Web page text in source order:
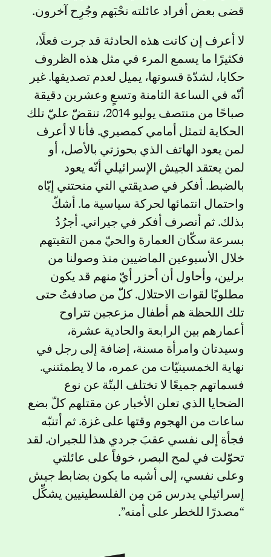
قضى بعض أفراد عائلته نحْبَهم وجُرِح آخرون.
لا أعرف إن كانت هذه الحادثة قد جرت فعلًا،
فكثيرًا ما يسمع المرء في مثل هذه الظروف
حكايا، لشدّة قسوتها، يميل لعدم تصديقها. غير
أنّه في الساعة الثامنة وتسعٍ وعشرين دقيقة
صباحًا من منتصف يوليو 2014، تنقضّ عليّ تلك
الحكاية لتمثل أمامي كمصيري. فأنا لا أعرف
لمن يعود الهاتف الذي بحوزتي بالأصل، أو
لمن يعتقد الجيش الإسرائيلي أنّه يعود
بالضبط. أفكر في صديقتي التي منحتني إيّاه
واحتمال انتمائها لحركة سياسية ما. أشكّ
بذلك. ثم أنصرف أفكر في جيراني. أجرُدُ
بسرعة سكّان العمارة والحيّ ممن التقيتهم
خلال الأسبوعين الماضيين منذ وصولنا من
برلين، وأحاول أن أحزر أيّ منهم قد يكون
مطلوبًا لقوات الاحتلال. كلّ من صادفتُ حتى
تلك اللحظة هم أطفال مزعجين تتراوح
أعمارهم بين الرابعة والحادية عشرة،
وسيدتان وامرأة مسنة، إضافة إلى رجل في
نهاية الخمسينيّات من عمره، ما لا يطمئنني.
فسماتهم جميعًا لا تختلف البتّة عن نوع
الضحايا الذي تعلن الأخبار عن مقتلهم كلّ بضع
ساعات من الهجوم وقتها على غزة. ثم أتنبّه
فجأة إلى نفسي عقبَ جردي هذا للجيران. لقد
تحوّلت في لمح البصر، خوفاً على عائلتي
وعلى نفسي، إلى أشبه ما يكون بضابط جيش
إسرائيلي يدرس مَن مِن الفلسطينيين يشكِّل
“مصدرًا للخطر على أمنه”.